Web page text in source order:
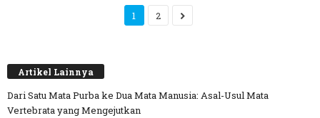
1 2
Artikel Lainnya
Dari Satu Mata Purba ke Dua Mata Manusia: Asal-Usul Mata
Vertebrata yang Mengejutkan